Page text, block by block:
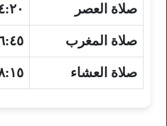
صلاة العصر
صلاة المغرب
صلاة العشاء